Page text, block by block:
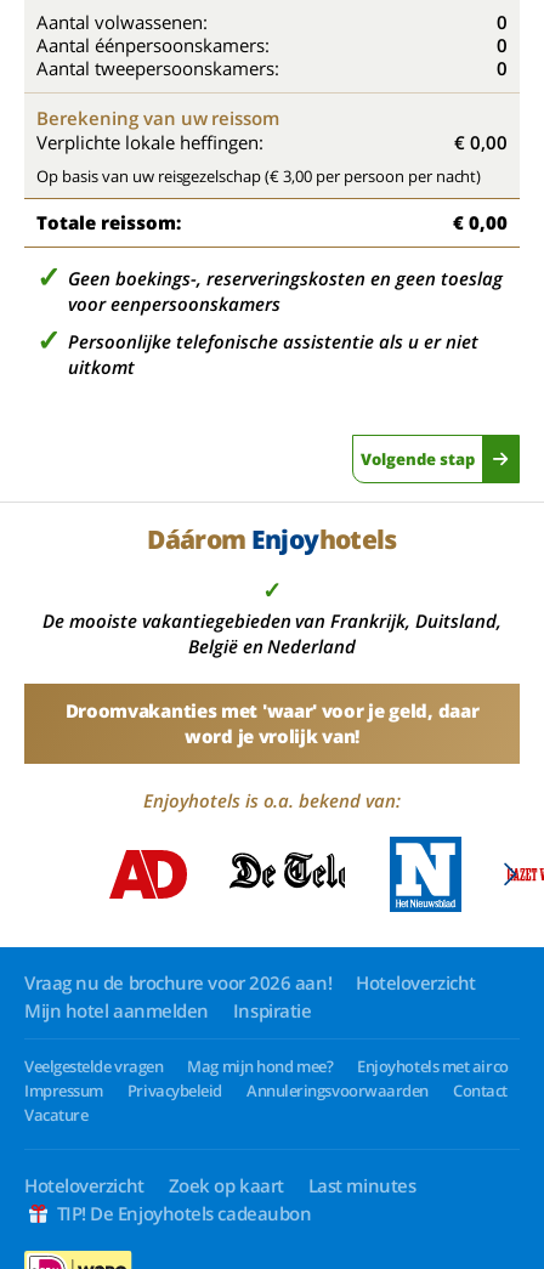
Aantal volwassenen:
0
Aantal éénpersoonskamers:
0
Aantal tweepersoonskamers:
0
Berekening van uw reissom
Verplichte lokale heffingen:
€ 0,00
Op basis van uw reisgezelschap (€ 3,00 per persoon per nacht)
Totale reissom: € 0,00
Geen boekings-, reserveringskosten en geen toeslag
voor eenpersoonskamers
Persoonlijke telefonische assistentie als u er niet
uitkomt
Volgende stap
Dáárom Enjoyhotels
✓
De mooiste vakantiegebieden van Frankrijk, Duitsland,
België en Nederland
Droomvakanties met 'waar' voor je geld, daar
word je vrolijk van!
Enjoyhotels is o.a. bekend van:
Vraag nu de brochure voor 2026 aan!
Hoteloverzicht
Mijn hotel aanmelden
Inspiratie
Veelgestelde vragen Mag mijn hond mee?
Enjoyhotels met airco
Impressum
Privacybeleid Annuleringsvoorwaarden
Contact
Vacature
Hoteloverzicht Zoek op kaart
Last minutes
TIP! De Enjoyhotels cadeaubon